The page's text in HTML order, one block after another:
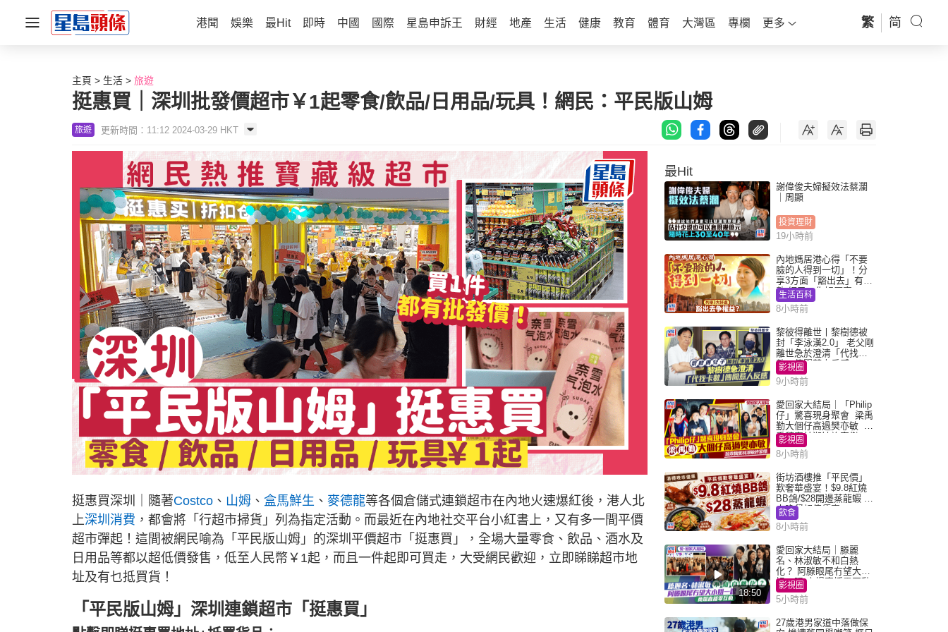
港聞 娛樂 最Hit 即時 中國 國際 星島申訴王 財經 地產 生活 健康 教育 體育 大灣區 專欄 更多 繁 简
主頁 生活 旅遊
挺惠買｜深圳批發價超市￥1起零食/飲品/日用品/玩具！網民：平民版山姆
旅遊 更新時間：11:12 2024-03-29 HKT
挺惠買深圳｜隨著Costco 、 山姆 、 盒馬鮮生 、 麥德龍等各個倉儲式連鎖超市在內地火速爆紅後，港人北
上深圳消費 ，都會將「行超市掃貨」列為指定活動。而最近在內地社交平台小紅書上，又有多一間平價
超市彈起！這間被網民喻為「平民版山姆」的深圳平價超市「挺惠買」，全場大量零食、飲品、酒水及
日用品等都以超低價發售，低至人民幣￥1起，而且一件起即可買走，大受網民歡迎，立即睇睇超市地
址及有乜抵買貨！
「平民版山姆」深圳連鎖超市「挺惠買」
最Hit
謝偉俊夫婦擬效法蔡瀾
｜周顯
投資理財
19小時前
內地媽居港心得「不要
臉的人得到一切」！分
享3方面「豁出去」有著
數 網民：你好厲害
生活百科
8小時前
黎彼得離世丨黎樹德被
封「李泳漢2.0」 老父剛
離世急於澄清「代找卡
數」傳聞惹人反感
影視圈
9小時前
愛回家大結局｜「Philip
仔」驚喜現身聚會 梁禹
勤大個仔高過樊亦敏 超
乖黐實林淑敏許家傑
影視圈
8小時前
街坊酒樓推「平民價」
歎奢華盛宴！$9.8紅燒
BB鴿/$28開邊蒸龍蝦 3
大晚餐超值優惠
飲食
8小時前
18:50
愛回家大結局｜滕麗
名、林淑敏不和白熱
化？ 阿滕眼尾冇望大小
姐一眼 商場直播零互動
影視圈
5小時前
27歲港男家道中落做保